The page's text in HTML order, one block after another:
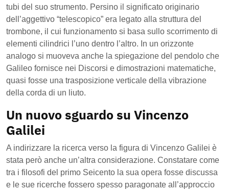
tubi del suo strumento. Persino il significato originario
dell’aggettivo “telescopico” era legato alla struttura del
trombone, il cui funzionamento si basa sullo scorrimento di
elementi cilindrici l’uno dentro l’altro. In un orizzonte
analogo si muoveva anche la spiegazione del pendolo che
Galileo fornisce nei Discorsi e dimostrazioni matematiche,
quasi fosse una trasposizione verticale della vibrazione
della corda di un liuto.
Un nuovo sguardo su Vincenzo
Galilei
A indirizzare la ricerca verso la figura di Vincenzo Galilei è
stata però anche un’altra considerazione. Constatare come
tra i filosofi del primo Seicento la sua opera fosse discussa
e le sue ricerche fossero spesso paragonate all’approccio